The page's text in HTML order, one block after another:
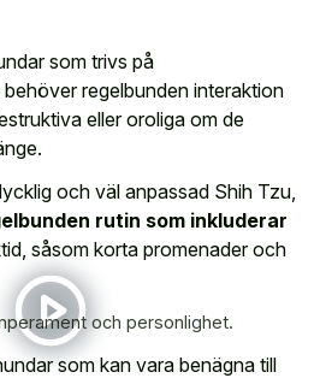
som trivs på
regelbunden interaktion
eller oroliga om de
och väl anpassad Shih Tzu,
rutin som inkluderar
såsom korta promenader och
och personlighet.
som kan vara benägna till